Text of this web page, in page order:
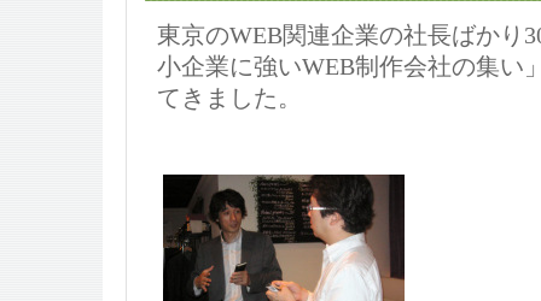
東京のWEB関連企業の社長ばかり
小企業に強いWEB制作会社の集い
てきました。